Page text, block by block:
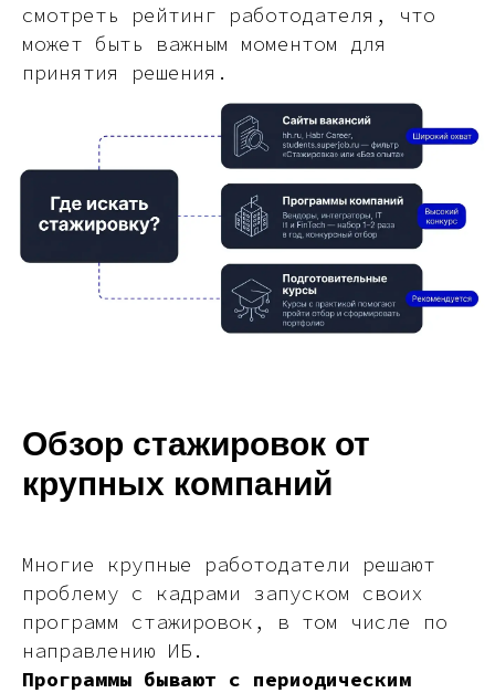
смотреть рейтинг работодателя, что
может быть важным моментом для
принятия решения.
Обзор стажировок от
крупных компаний
Многие крупные работодатели решают
проблему с кадрами запуском своих
программ стажировок, в том числе по
направлению ИБ.
Программы бывают с периодическим